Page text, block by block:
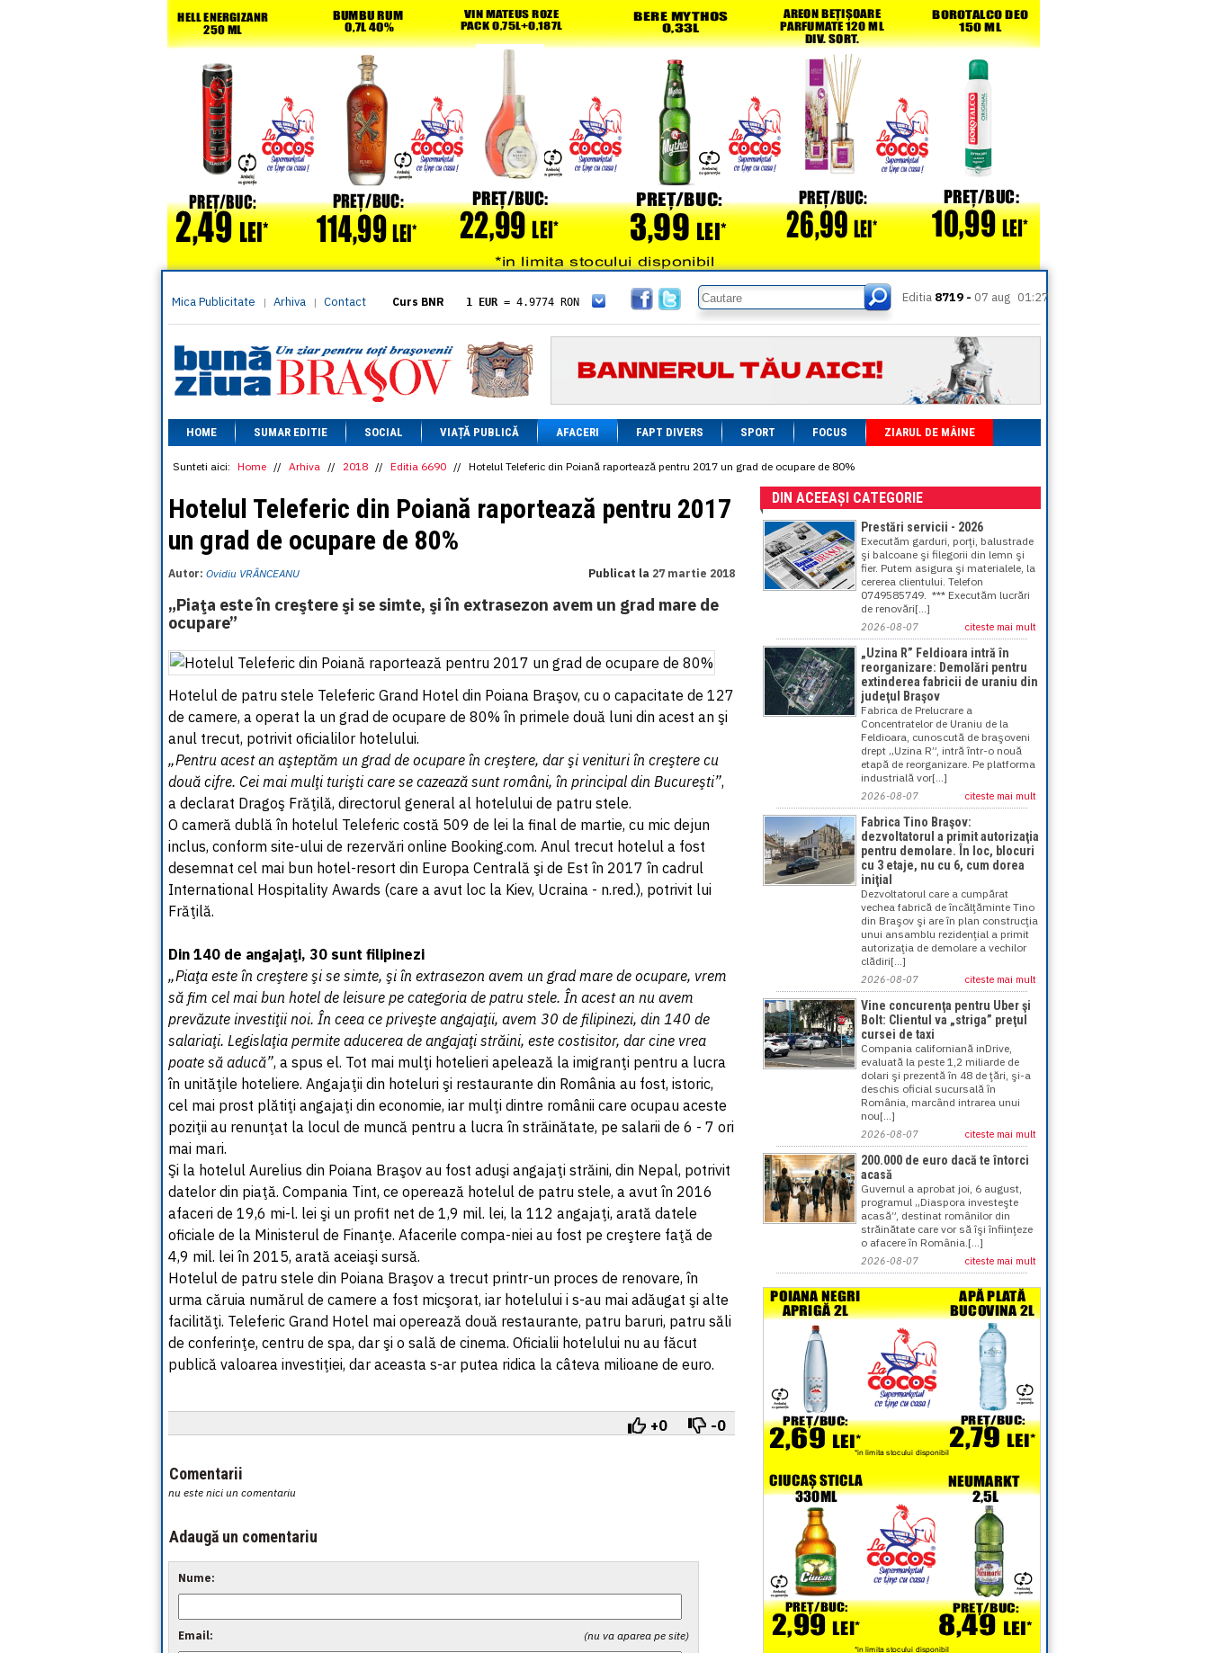
Mica Publicitate | Arhiva | Contact Curs BNR 1 EUR = 4.9774 RON
= 5.8304 RON
1 XAU= 464.4611 RON
1 AED= 1.1933 RON
1 AUD= 2.7957 RON
1 BGN= 2.5449 RON
1 CAD= 3.1559 RON
1 CHF= 5.2813 RON
1 CNY= 0.6015 RON
1 DKK
1 EGP
= 0.0860 RON
1 MXN= 0.2227 RON
1 PLN= 1.1646 RON
1 RSD= 0.0425 RON
1 RUB= 0.0530 RON
= 0.4526 RON
1 TRY= 0.1141 RON
1 XDR= 5.9383 RON
= 0.2318 RON
Editia 8719 - 07 aug 01:27
HOME SUMAR EDITIE SOCIAL VIAȚĂ PUBLICĂ AFACERI FAPT DIVERS SPORT FOCUS ZIARUL DE MÂINE
Sunteti aici: Home // Arhiva // 2018 // Editia 6690 // Hotelul Teleferic din Poiană raportează pentru 2017 un grad de ocupare de 80%
Hotelul Teleferic din Poiană raportează pentru 2017
un grad de ocupare de 80%
Autor: Ovidiu VRÂNCEANU Publicat la 27 martie 2018
„Piaţa este în creştere şi se simte, şi în extrasezon avem un grad mare de
ocupare”
Hotelul de patru stele Teleferic Grand Hotel din Poiana Braşov, cu o capacitate de 127
de camere, a operat la un grad de ocupare de 80% în primele două luni din acest an şi
anul trecut, potrivit oficialilor hotelului.
„Pentru acest an aşteptăm un grad de ocupare în creştere, dar şi venituri în creştere cu
două cifre. Cei mai mulţi turişti care se cazează sunt români, în principal din Bucureşti”,
a declarat Dragoş Frăţilă, directorul general al hotelului de patru stele.
O cameră dublă în hotelul Teleferic costă 509 de lei la final de martie, cu mic dejun
inclus, conform site-ului de rezervări online Booking.com. Anul trecut hotelul a fost
desemnat cel mai bun hotel-resort din Europa Centrală şi de Est în 2017 în cadrul
International Hospitality Awards (care a avut loc la Kiev, Ucraina - n.red.), potrivit lui
Frăţilă.
Din 140 de angajaţi, 30 sunt filipinezi
„Piaţa este în creştere şi se simte, şi în extrasezon avem un grad mare de ocupare, vrem
să fim cel mai bun hotel de leisure pe categoria de patru stele. În acest an nu avem
prevăzute investiţii noi. În ceea ce priveşte angajaţii, avem 30 de filipinezi, din 140 de
salariaţi. Legislaţia permite aducerea de angajaţi străini, este costisitor, dar cine vrea
poate să aducă”, a spus el. Tot mai mulţi hotelieri apelează la imigranţi pentru a lucra
în unităţile hoteliere. Angajaţii din hoteluri şi restaurante din România au fost, istoric,
cel mai prost plătiţi angajaţi din economie, iar mulţi dintre românii care ocupau aceste
poziţii au renunţat la locul de muncă pentru a lucra în străinătate, pe salarii de 6 - 7 ori
mai mari.
Şi la hotelul Aurelius din Poiana Braşov au fost aduşi angajaţi străini, din Nepal, potrivit
datelor din piaţă. Compania Tint, ce operează hotelul de patru stele, a avut în 2016
afaceri de 19,6 mi-l. lei şi un profit net de 1,9 mil. lei, la 112 angajaţi, arată datele
oficiale de la Ministerul de Finanţe. Afacerile compa-niei au fost pe creştere faţă de
4,9 mil. lei în 2015, arată aceiaşi sursă.
Hotelul de patru stele din Poiana Braşov a trecut printr-un proces de renovare, în
urma căruia numărul de camere a fost micşorat, iar hotelului i s-au mai adăugat şi alte
facilităţi. Teleferic Grand Hotel mai operează două restaurante, patru baruri, patru săli
de conferinţe, centru de spa, dar şi o sală de cinema. Oficialii hotelului nu au făcut
publică valoarea investiţiei, dar aceasta s-ar putea ridica la câteva milioane de euro.
+0 -0
Comentarii
nu este nici un comentariu
Adaugă un comentariu
Nume:
(nu va aparea pe site)
Email:
DIN ACEEAȘI CATEGORIE
Prestări servicii - 2026
Executăm garduri, porţi, balustrade
şi balcoane şi filegorii din lemn şi
fier. Putem asigura şi materialele, la
cererea clientului. Telefon
0749585749. *** Executăm lucrări
de renovări[...]
2026-08-07 citeste mai mult
„Uzina R” Feldioara intră în
reorganizare: Demolări pentru
extinderea fabricii de uraniu din
judeţul Braşov
Fabrica de Prelucrare a
Concentratelor de Uraniu de la
Feldioara, cunoscută de braşoveni
drept „Uzina R”, intră într-o nouă
etapă de reorganizare. Pe platforma
industrială vor[...]
2026-08-07 citeste mai mult
Fabrica Tino Braşov:
dezvoltatorul a primit autorizaţia
pentru demolare. În loc, blocuri
cu 3 etaje, nu cu 6, cum dorea
iniţial
Dezvoltatorul care a cumpărat
vechea fabrică de încălţăminte Tino
din Braşov şi are în plan construcţia
unui ansamblu rezidenţial a primit
autorizaţia de demolare a vechilor
clădiri[...]
2026-08-07 citeste mai mult
Vine concurenţa pentru Uber şi
Bolt: Clientul va „striga” preţul
cursei de taxi
Compania californiană inDrive,
evaluată la peste 1,2 miliarde de
dolari şi prezentă în 48 de ţări, şi-a
deschis oficial sucursală în
România, marcând intrarea unui
nou[...]
2026-08-07 citeste mai mult
200.000 de euro dacă te întorci
acasă
Guvernul a aprobat joi, 6 august,
programul „Diaspora investeşte
acasă”, destinat românilor din
străinătate care vor să îşi înfiinţeze
o afacere în România.[...]
2026-08-07 citeste mai mult